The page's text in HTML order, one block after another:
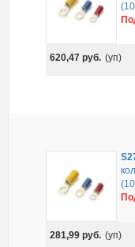
620,47руб. (уп)
281,99руб. (уп)